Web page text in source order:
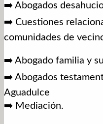
➡️ Abogados
➡️ Cuestiones
comunidades de
➡️ Abogado familia y
➡️ Abogados
Aguadulce
➡️ Mediación.